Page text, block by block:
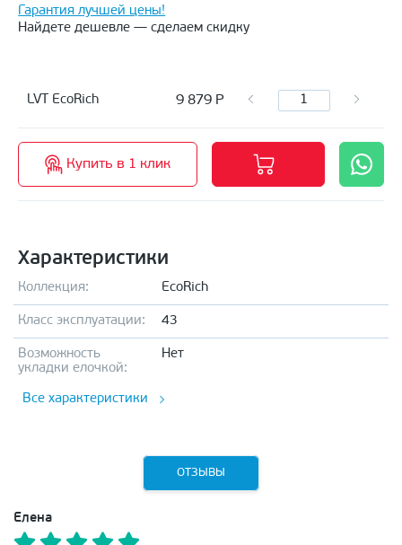
Гарантия лучшей цены!
Найдете дешевле — сделаем скидку
LVT EcoRich 9 879 Р
Купить в 1 клик
Характеристики
Коллекция: EcoRich
Класс эксплуатации: 43
Возможность
укладки елочкой:
Нет
Все характеристики
ОТЗЫВЫ
Елена